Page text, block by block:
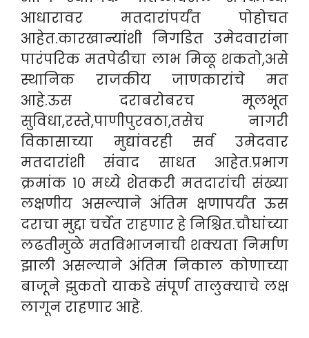
आधारावर मतदारांपर्यंत पोहोचत
आहेत.कारखान्यांशी निगडित उमेदवारांना
पारंपरिक मतपेढीचा लाभ मिळू शकतो,असे
स्थानिक राजकीय जाणकारांचे मत
आहे.ऊस दराबरोबरच मूलभूत
सुविधा,रस्ते,पाणीपुरवठा,तसेच नागरी
विकासाच्या मुद्यांवरही सर्व उमेदवार
मतदारांशी संवाद साधत आहेत.प्रभाग
क्रमांक १० मध्ये शेतकरी मतदारांची संख्या
लक्षणीय असल्याने अंतिम क्षणापर्यंत ऊस
दराचा मुद्दा चर्चेत राहणार हे निश्चित.चौघांच्या
लढतीमुळे मतविभाजनाची शक्यता निर्माण
झाली असल्याने अंतिम निकाल कोणाच्या
बाजूने झुकतो याकडे संपूर्ण तालुक्याचे लक्ष
लागून राहणार आहे.